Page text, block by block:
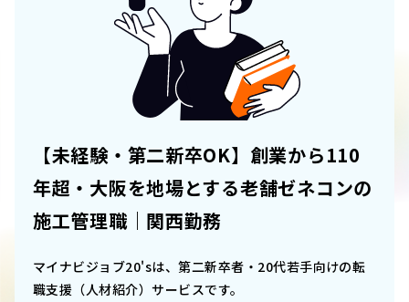
【未経験・第二新卒OK】創業から110
年超・大阪を地場とする老舗ゼネコンの
施工管理職｜関西勤務
マイナビジョブ20'sは、第二新卒者・20代若手向けの転
職支援（人材紹介）サービスです。